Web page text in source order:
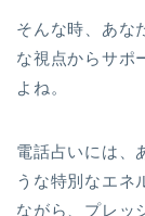
そんな時、あな
な視点からサポ
よね。
電話占いには、
うな特別なエネ
ながら、プレッ